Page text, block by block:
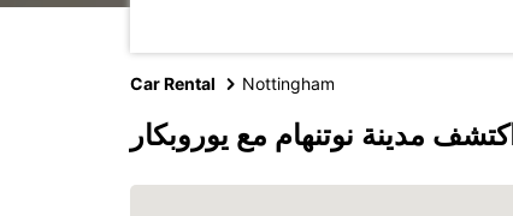
Car Rental Nottingham
اكتشف مدينة نوتنهام مع يوروبكار